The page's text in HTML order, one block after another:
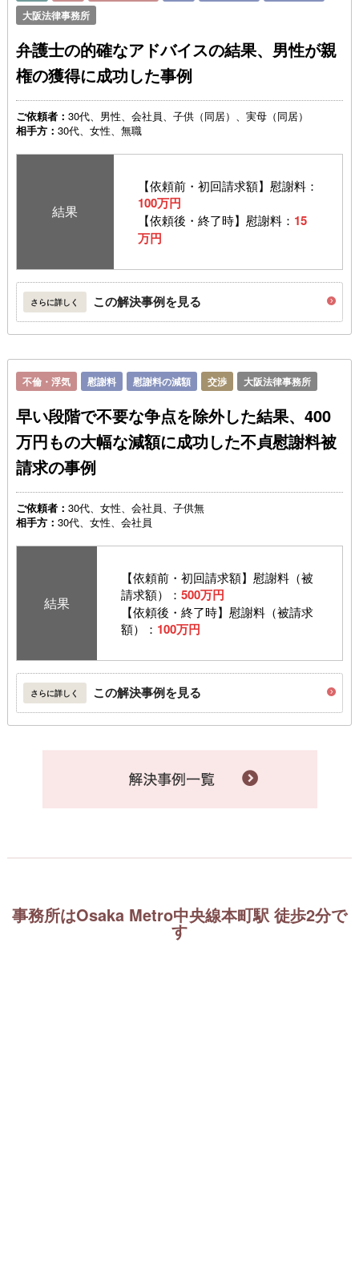
大阪法律事務所
弁護士の的確なアドバイスの結果、男性が親
権の獲得に成功した事例
ご依頼者： 30代、男性、会社員、子供（同居）、実母（同居）
相手方： 30代、女性、無職
結果
【依頼前・初回請求額】慰謝料：
100万円
【依頼後・終了時】慰謝料： 15
万円
さらに詳しく この解決事例を見る
不倫・浮気 慰謝料 慰謝料の減額 交渉 大阪法律事務所
早い段階で不要な争点を除外した結果、400
万円もの大幅な減額に成功した不貞慰謝料被
請求の事例
ご依頼者： 30代、女性、会社員、子供無
相手方： 30代、女性、会社員
結果
【依頼前・初回請求額】慰謝料（被
請求額）： 500万円
【依頼後・終了時】慰謝料（被請求
額）： 100万円
さらに詳しく この解決事例を見る
事務所はOsaka Metro中央線本町駅 徒歩2分で
す